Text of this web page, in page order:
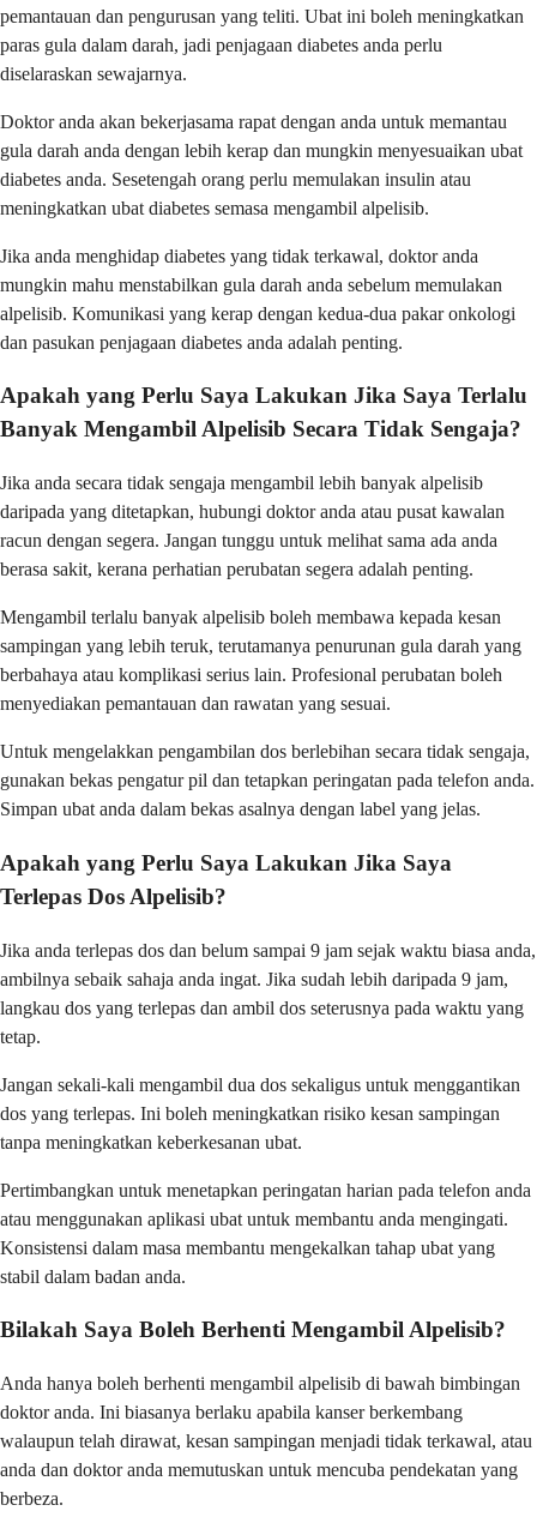
pemantauan dan pengurusan yang teliti. Ubat ini boleh meningkatkan
paras gula dalam darah, jadi penjagaan diabetes anda perlu
diselaraskan sewajarnya.
Doktor anda akan bekerjasama rapat dengan anda untuk memantau
gula darah anda dengan lebih kerap dan mungkin menyesuaikan ubat
diabetes anda. Sesetengah orang perlu memulakan insulin atau
meningkatkan ubat diabetes semasa mengambil alpelisib.
Jika anda menghidap diabetes yang tidak terkawal, doktor anda
mungkin mahu menstabilkan gula darah anda sebelum memulakan
alpelisib. Komunikasi yang kerap dengan kedua-dua pakar onkologi
dan pasukan penjagaan diabetes anda adalah penting.
Apakah yang Perlu Saya Lakukan Jika Saya Terlalu
Banyak Mengambil Alpelisib Secara Tidak Sengaja?
Jika anda secara tidak sengaja mengambil lebih banyak alpelisib
daripada yang ditetapkan, hubungi doktor anda atau pusat kawalan
racun dengan segera. Jangan tunggu untuk melihat sama ada anda
berasa sakit, kerana perhatian perubatan segera adalah penting.
Mengambil terlalu banyak alpelisib boleh membawa kepada kesan
sampingan yang lebih teruk, terutamanya penurunan gula darah yang
berbahaya atau komplikasi serius lain. Profesional perubatan boleh
menyediakan pemantauan dan rawatan yang sesuai.
Untuk mengelakkan pengambilan dos berlebihan secara tidak sengaja,
gunakan bekas pengatur pil dan tetapkan peringatan pada telefon anda.
Simpan ubat anda dalam bekas asalnya dengan label yang jelas.
Apakah yang Perlu Saya Lakukan Jika Saya
Terlepas Dos Alpelisib?
Jika anda terlepas dos dan belum sampai 9 jam sejak waktu biasa anda,
ambilnya sebaik sahaja anda ingat. Jika sudah lebih daripada 9 jam,
langkau dos yang terlepas dan ambil dos seterusnya pada waktu yang
tetap.
Jangan sekali-kali mengambil dua dos sekaligus untuk menggantikan
dos yang terlepas. Ini boleh meningkatkan risiko kesan sampingan
tanpa meningkatkan keberkesanan ubat.
Pertimbangkan untuk menetapkan peringatan harian pada telefon anda
atau menggunakan aplikasi ubat untuk membantu anda mengingati.
Konsistensi dalam masa membantu mengekalkan tahap ubat yang
stabil dalam badan anda.
Bilakah Saya Boleh Berhenti Mengambil Alpelisib?
Anda hanya boleh berhenti mengambil alpelisib di bawah bimbingan
doktor anda. Ini biasanya berlaku apabila kanser berkembang
walaupun telah dirawat, kesan sampingan menjadi tidak terkawal, atau
anda dan doktor anda memutuskan untuk mencuba pendekatan yang
berbeza.